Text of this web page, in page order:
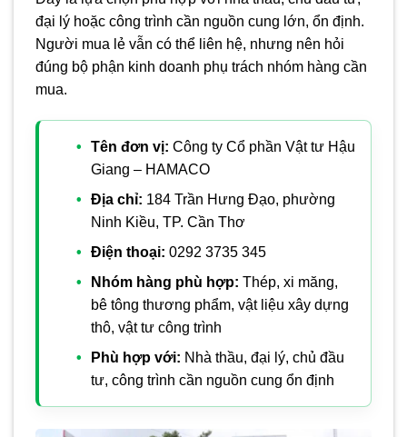
đại lý hoặc công trình cần nguồn cung lớn, ổn định.
Người mua lẻ vẫn có thể liên hệ, nhưng nên hỏi
đúng bộ phận kinh doanh phụ trách nhóm hàng cần
mua.
Tên đơn vị: Công ty Cổ phần Vật tư Hậu
Giang – HAMACO
Địa chỉ: 184 Trần Hưng Đạo, phường
Ninh Kiều, TP. Cần Thơ
Điện thoại: 0292 3735 345
Nhóm hàng phù hợp: Thép, xi măng,
bê tông thương phẩm, vật liệu xây dựng
thô, vật tư công trình
Phù hợp với: Nhà thầu, đại lý, chủ đầu
tư, công trình cần nguồn cung ổn định